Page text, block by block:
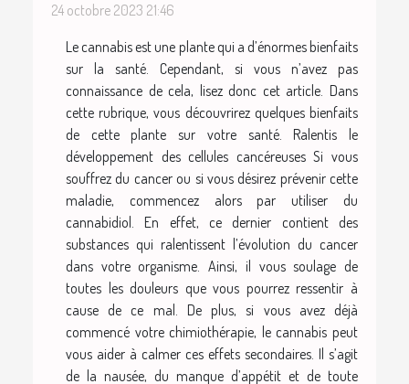
24 octobre 2023 21:46
Le cannabis est une plante qui a d’énormes bienfaits
sur la santé. Cependant, si vous n’avez pas
connaissance de cela, lisez donc cet article. Dans
cette rubrique, vous découvrirez quelques bienfaits
de cette plante sur votre santé. Ralentis le
développement des cellules cancéreuses Si vous
souffrez du cancer ou si vous désirez prévenir cette
maladie, commencez alors par utiliser du
cannabidiol. En effet, ce dernier contient des
substances qui ralentissent l’évolution du cancer
dans votre organisme. Ainsi, il vous soulage de
toutes les douleurs que vous pourrez ressentir à
cause de ce mal. De plus, si vous avez déjà
commencé votre chimiothérapie, le cannabis peut
vous aider à calmer ces effets secondaires. Il s’agit
de la nausée, du manque d’appétit et de toute